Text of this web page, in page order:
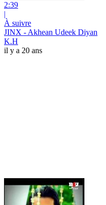
2:39
|
À suivre
JINX - Akhean Udeek Diyan
K.H
il y a 20 ans